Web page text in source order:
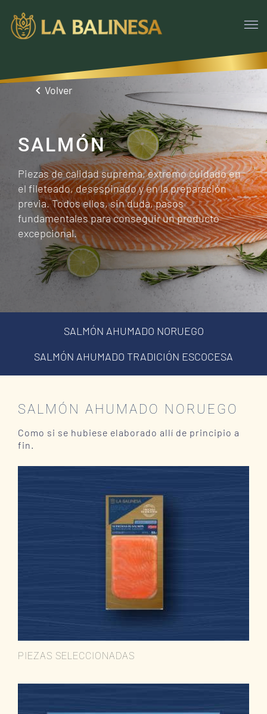
Volver
SALMÓN
Piezas de calidad suprema, extremo cuidado en
el fileteado, desespinado y en la preparación
previa. Todos ellos, sin duda, pasos
fundamentales para conseguir un producto
excepcional.
SALMÓN AHUMADO NORUEGO
SALMÓN AHUMADO TRADICIÓN ESCOCESA
SALMÓN AHUMADO NORUEGO
Como si se hubiese elaborado allí de principio a
fin.
PIEZAS SELECCIONADAS